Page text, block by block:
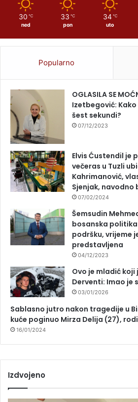
30 ℃
ned
33 ℃
pon
34 ℃
uto
Popularno
OGLASILA SE
Izetbegović:
šest sekundi?
07/12/2023
Elvis Ćustendil je
večeras u Tuzli
Kahrimanović,
Sjenjak, navodno
07/02/2024
Šemsudin
bosanska politika
podršku, vrijeme
predstavljena
04/12/2023
Ovo je mladić koji
Derventi: Imao je
03/01/2026
Sablasno jutro nakon tragedije u
kuće poginuo Mirza Delija (27),
16/01/2024
Izdvojeno